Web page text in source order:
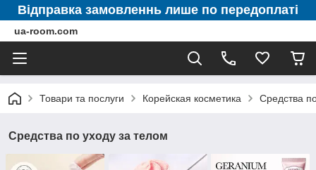
Відправка замовленнь лише по передоплаті
ua-room.com
Товари та послуги Корейская косметика Средства
Средства по уходу за телом